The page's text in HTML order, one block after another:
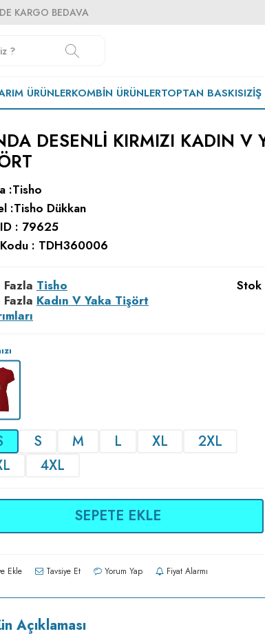
KARGO BEDAVA
ÜRÜNLERKOMBIN ÜRÜNLERTOPTAN BASKISIZİŞ
DESENLI KIRMIZI KADIN V
:Tisho
:Tisho Dükkan
: 79625
: TDH360006
Fazla Tisho
Fazla Kadın V Yaka Tişört
Stok
S M L XL
2XL
4XL
SEPETE EKLE
Ekle Tavsiye Et Yorum Yap Fiyat Alarmı
Açıklaması